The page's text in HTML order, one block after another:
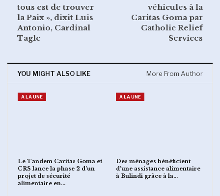
tous est de trouver
la Paix », dixit Luis
Antonio, Cardinal
Tagle
véhicules à la
Caritas Goma par
Catholic Relief
Services
YOU MIGHT ALSO LIKE More From Author
A LA UNE
Le Tandem Caritas Goma et
CRS lance la phase 2 d’un
projet de sécurité
alimentaire en…
A LA UNE
Des ménages bénéficient
d’une assistance alimentaire
à Bulindi grâce à la…